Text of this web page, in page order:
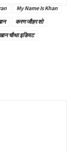
My Name Is Khan
करण जौहर शो
चौथा इडियट